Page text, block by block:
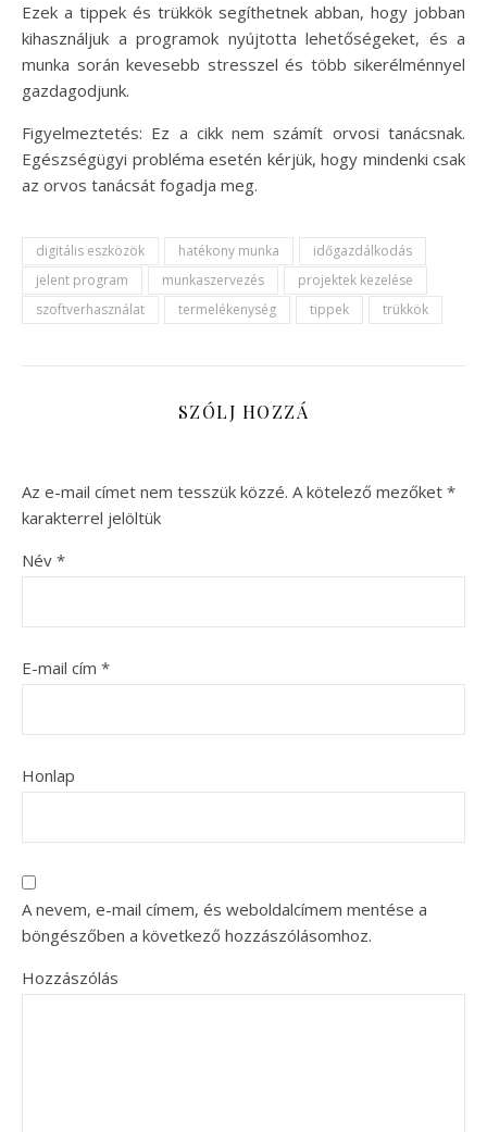
Ezek a tippek és trükkök segíthetnek abban, hogy jobban
kihasználjuk a programok nyújtotta lehetőségeket, és a
munka során kevesebb stresszel és több sikerélménnyel
gazdagodjunk.
Figyelmeztetés: Ez a cikk nem számít orvosi tanácsnak.
Egészségügyi probléma esetén kérjük, hogy mindenki csak
az orvos tanácsát fogadja meg.
digitális eszközök hatékony munka
időgazdálkodás
jelent program
munkaszervezés
projektek kezelése
szoftverhasználat
termelékenység tippek trükkök
SZÓLJ HOZZÁ
Az e-mail címet nem tesszük közzé. A kötelező mezőket *
karakterrel jelöltük
Név *
E-mail cím *
Honlap
A nevem, e-mail címem, és weboldalcímem mentése a
böngészőben a következő hozzászólásomhoz.
Hozzászólás